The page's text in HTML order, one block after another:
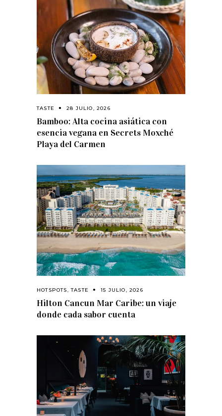
TASTE 28 JULIO, 2026
Bamboo: Alta cocina asiática con
esencia vegana en Secrets Moxché
Playa del Carmen
HOTSPOTS,TASTE 15 JULIO, 2026
Hilton Cancun Mar Caribe: un viaje
donde cada sabor cuenta